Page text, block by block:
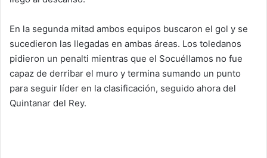
En la segunda mitad ambos equipos buscaron el gol y se
sucedieron las llegadas en ambas áreas. Los toledanos
pidieron un penalti mientras que el Socuéllamos no fue
capaz de derribar el muro y termina sumando un punto
para seguir líder en la clasificación, seguido ahora del
Quintanar del Rey.